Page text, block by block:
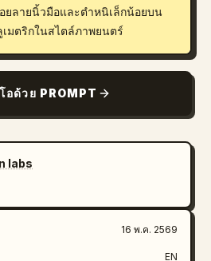
ยลายนิ้วมือและตำหนิเล็กน้อยบน
มตริกในสไตล์ภาพยนตร์
อด้วย PROMPT
labs
16 พ.ค. 2569
EN